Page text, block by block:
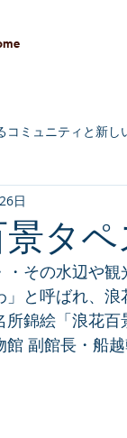
コミュニティと新し
ング
タ
日
その水辺や観
と呼ばれ、浪
所錦絵「浪花
館 副館長・船